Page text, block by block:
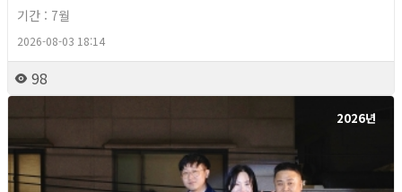
기간 : 7월
2026-08-03 18:14
98
2026년